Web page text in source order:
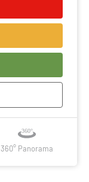
360° Panorama